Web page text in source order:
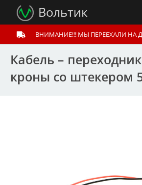
Вольтик
ВНИМАНИЕ!!! МЫ ПЕРЕЕХАЛИ НА
Кабель –
кроны со штекером